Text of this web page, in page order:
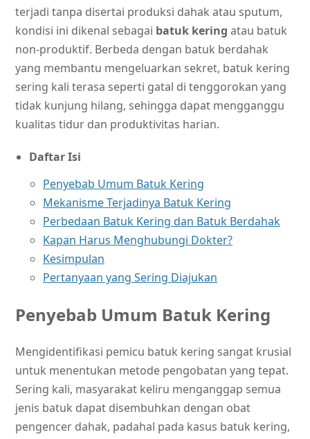
terjadi tanpa disertai produksi dahak atau sputum,
kondisi ini dikenal sebagai batuk kering atau batuk
non-produktif. Berbeda dengan batuk berdahak
yang membantu mengeluarkan sekret, batuk kering
sering kali terasa seperti gatal di tenggorokan yang
tidak kunjung hilang, sehingga dapat mengganggu
kualitas tidur dan produktivitas harian.
Daftar Isi
Penyebab Umum Batuk Kering
Mekanisme Terjadinya Batuk Kering
Perbedaan Batuk Kering dan Batuk Berdahak
Kapan Harus Menghubungi Dokter?
Kesimpulan
Pertanyaan yang Sering Diajukan
Penyebab Umum Batuk Kering
Mengidentifikasi pemicu batuk kering sangat krusial
untuk menentukan metode pengobatan yang tepat.
Sering kali, masyarakat keliru menganggap semua
jenis batuk dapat disembuhkan dengan obat
pengencer dahak, padahal pada kasus batuk kering,